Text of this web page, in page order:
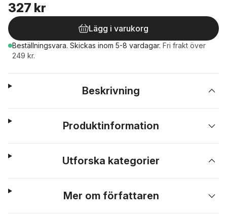
327 kr
Lägg i varukorg
Beställningsvara. Skickas inom 5-8 vardagar. Fri frakt över
249 kr.
Beskrivning
Produktinformation
Utforska kategorier
Mer om författaren